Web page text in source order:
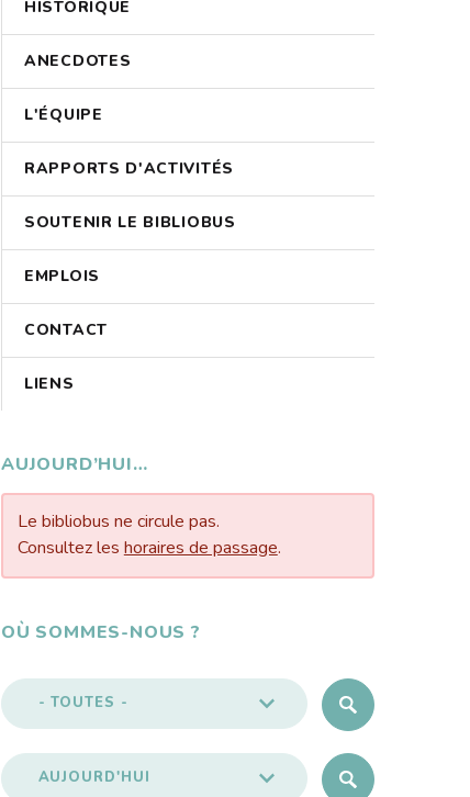
HISTORIQUE
ANECDOTES
L'ÉQUIPE
RAPPORTS D'ACTIVITÉS
SOUTENIR LE BIBLIOBUS
EMPLOIS
CONTACT
LIENS
AUJOURD’HUI…
Le bibliobus ne circule pas.
Consultez leshoraires de passage.
OÙ SOMMES-NOUS ?
- TOUTES -
AUJOURD'HUI